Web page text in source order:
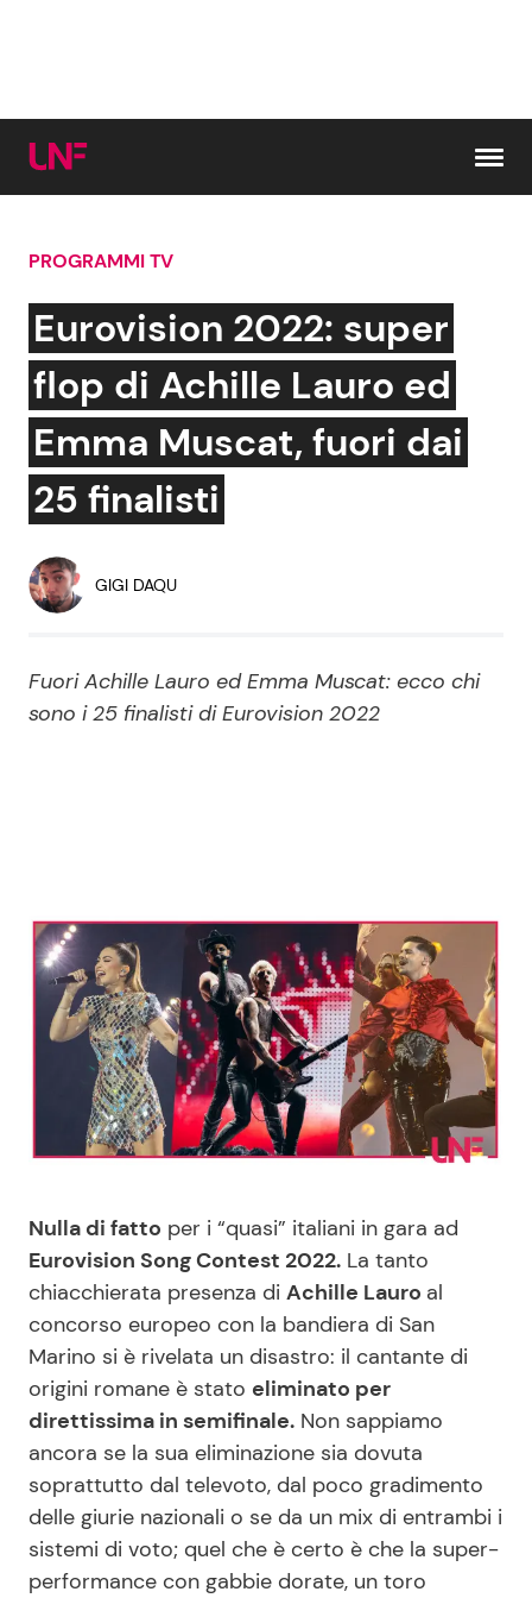
Cerca:
News e Cronaca
Attualità Italiana
Dal Mondo
Economia
Persone Scomparse
Politica
Gossip e TV
Bellezze VIP
Reality e Talent
News Musica
News Spettacolo
Benessere
Casa
Moda e Style
Mondo Mamma
News benessere
Salute
Viaggi e Turismo
Festività
Cucina e Ricette
Consigli di Cucina
Dolci
Le Ricette in TV
Primi Piatti
Ricette Facili e Veloci
Ricette Feste
Ricette per Bambini
PROGRAMMI TV
Eurovision 2022: super
flop di Achille Lauro ed
Emma Muscat, fuori dai
25 finalisti
GIGI DAQU
Fuori Achille Lauro ed Emma Muscat: ecco chi
sono i 25 finalisti di Eurovision 2022
Nulla di fatto per i “quasi” italiani in gara ad
Eurovision Song Contest 2022. La tanto
chiacchierata presenza di Achille Lauro al
concorso europeo con la bandiera di San
Marino si è rivelata un disastro: il cantante di
origini romane è stato eliminato per
direttissima in semifinale. Non sappiamo
ancora se la sua eliminazione sia dovuta
soprattutto dal televoto, dal poco gradimento
delle giurie nazionali o se da un mix di entrambi i
sistemi di voto; quel che è certo è che la super-
performance con gabbie dorate, un toro